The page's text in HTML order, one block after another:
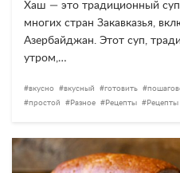
Хаш — это традиционный
многих стран Закавказья,
Азербайджан. Этот суп,
утром,…
вкусно вкусный готовить
простой
Разное Рецепты